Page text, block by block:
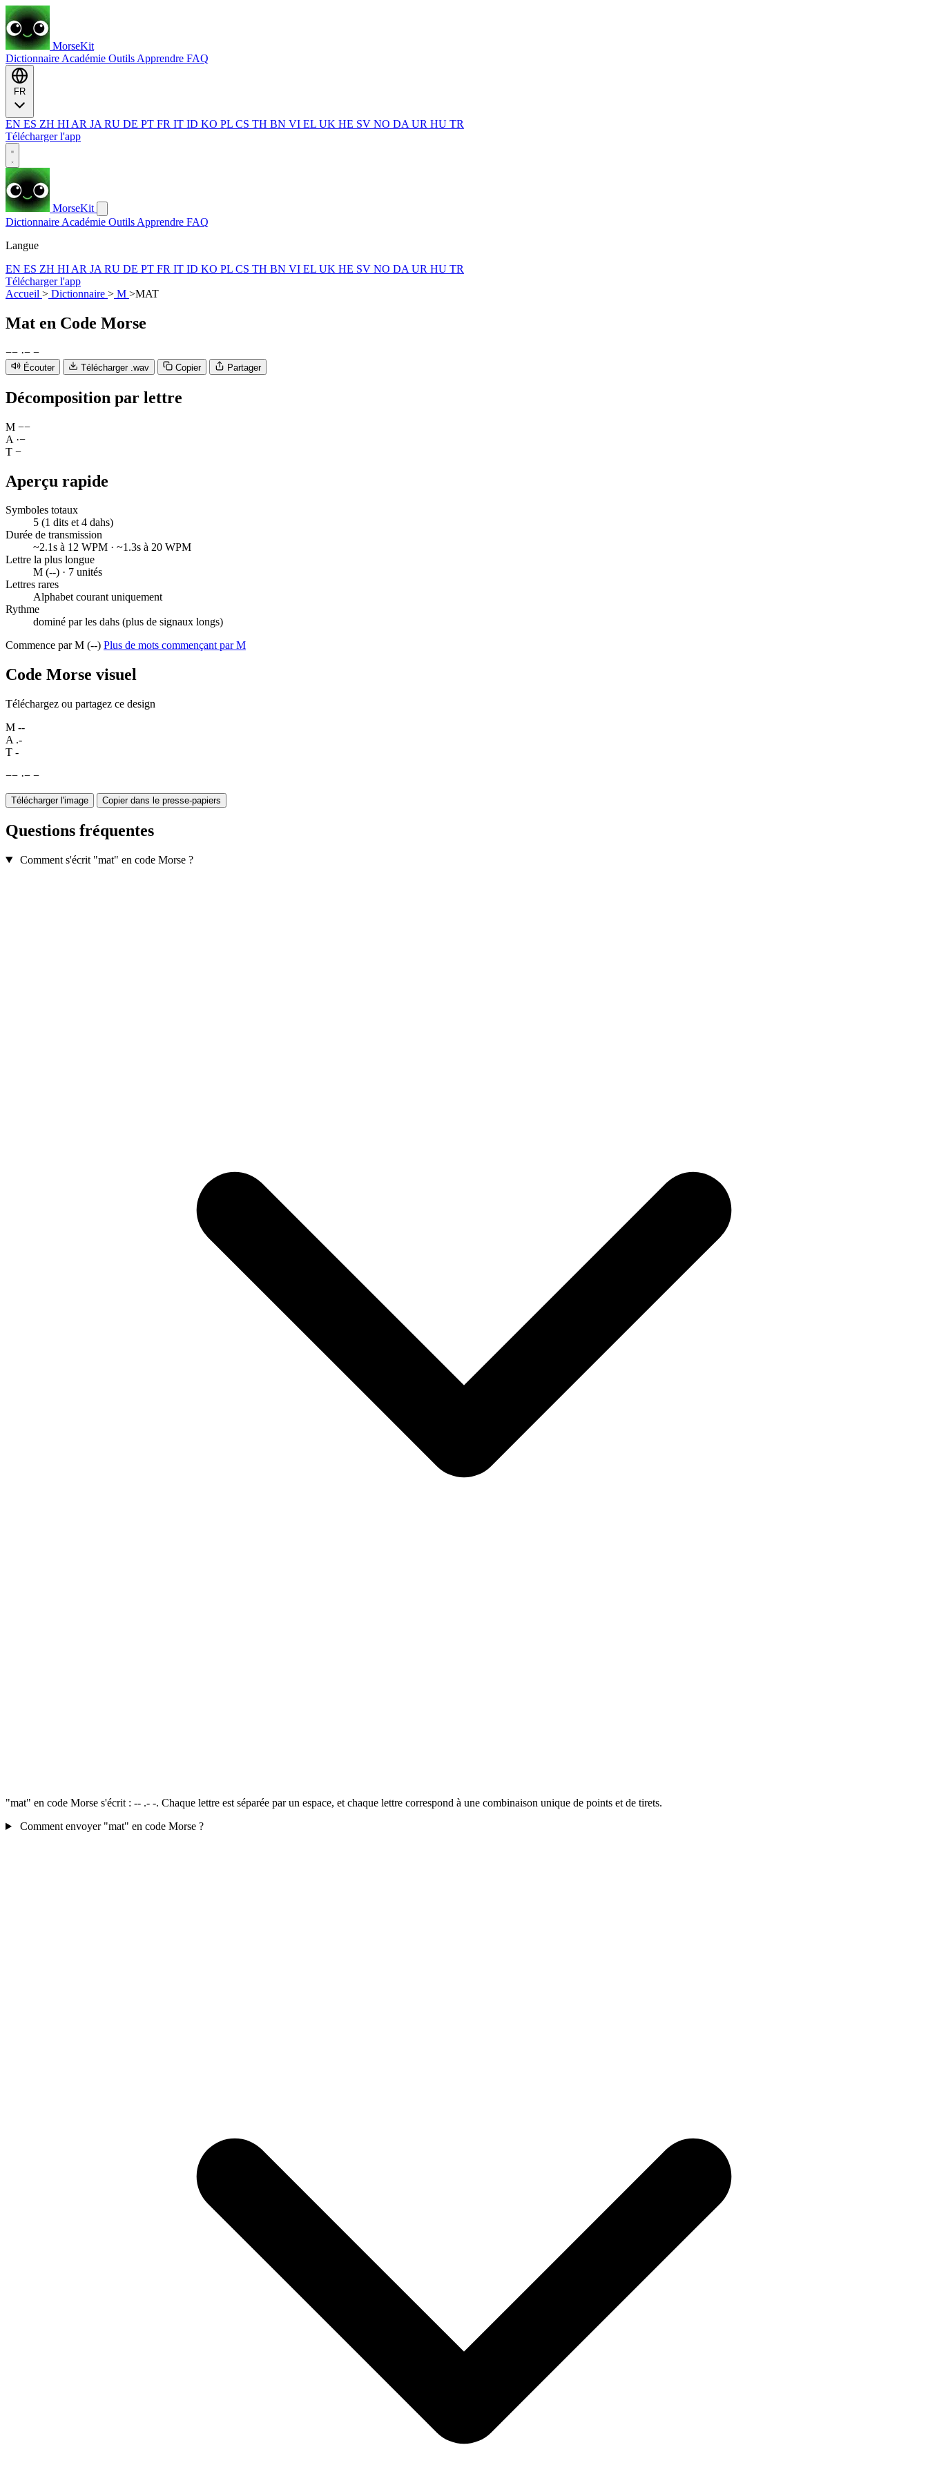
MorseKit
Dictionnaire Académie Outils Apprendre FAQ
EN ES ZH HI AR JA RU DE PT FR IT ID KO PL CS TH BN VI EL UK HE SV NO DA UR HU TR
Télécharger l'app
MorseKit
Dictionnaire Académie Outils Apprendre FAQ
Langue
EN ES ZH HI AR JA RU DE PT FR IT ID KO PL CS TH BN VI EL UK HE SV NO DA UR HU TR
Télécharger l'app
Accueil > Dictionnaire > M >MAT
Mat en Code Morse
−− ·− −
Écouter Télécharger .wav Copier Partager
Décomposition par lettre
M −−
A ·−
T −
Aperçu rapide
Symboles totaux
5 (1 dits et 4 dahs)
Durée de transmission
~2.1s à 12 WPM · ~1.3s à 20 WPM
Lettre la plus longue
M (--) · 7 unités
Lettres rares
Alphabet courant uniquement
Rythme
dominé par les dahs (plus de signaux longs)
Commence par M (--) Plus de mots commençant par M
Code Morse visuel
Téléchargez ou partagez ce design
M --
A .-
T -
−− ·− −
Télécharger l'image Copier dans le presse-papiers
Questions fréquentes
Comment s'écrit "mat" en code Morse ?
"mat" en code Morse s'écrit : -- .- -. Chaque lettre est séparée par un espace, et chaque lettre correspond à une combinaison unique de points et de tirets.
Comment envoyer "mat" en code Morse ?